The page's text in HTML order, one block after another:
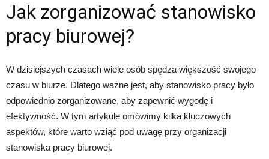
Jak zorganizować stanowisko
pracy biurowej?
W dzisiejszych czasach wiele osób spędza większość swojego
czasu w biurze. Dlatego ważne jest, aby stanowisko pracy było
odpowiednio zorganizowane, aby zapewnić wygodę i
efektywność. W tym artykule omówimy kilka kluczowych
aspektów, które warto wziąć pod uwagę przy organizacji
stanowiska pracy biurowej.